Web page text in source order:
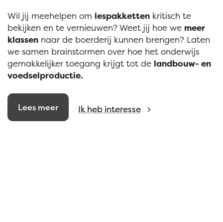
Wil jij meehelpen om lespakketten kritisch te
bekijken en te vernieuwen? Weet jij hoe we meer
klassen naar de boerderij kunnen brengen? Laten
we samen brainstormen over hoe het onderwijs
gemakkelijker toegang krijgt tot de landbouw- en
voedselproductie.
Lees meer Ik heb interesse